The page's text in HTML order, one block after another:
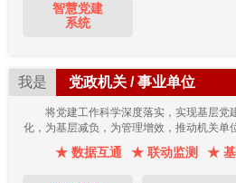
智慧党建
系统
我是 党政机关 / 事业单位
将党建工作科学深度落实，实现基层党
化，为基层减负，为管理增效，推动机关单
★ 数据互通 ★ 联动监测 ★ 基